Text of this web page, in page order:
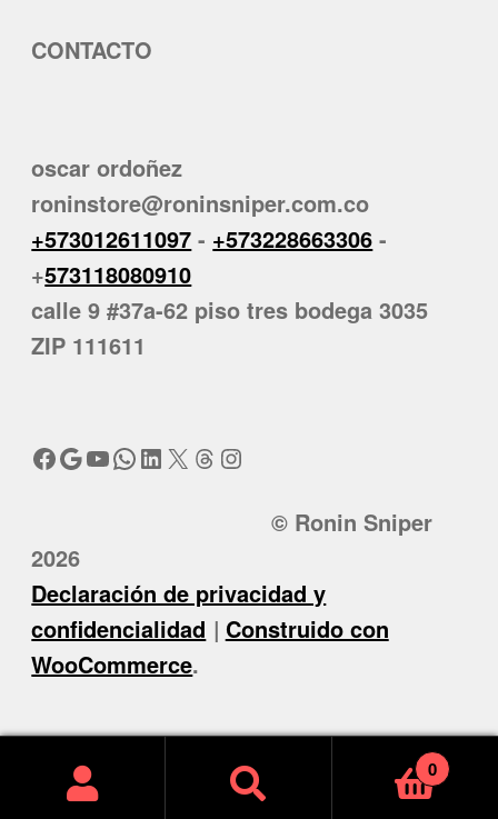
CONTACTO
oscar ordoñez
roninstore@roninsniper.com.co
+573012611097 - +573228663306 -
+573118080910
calle 9 #37a-62 piso tres bodega 3035
ZIP 111611
Facebook
Google
YouTube
WhatsApp
LinkedIn
X Threads
Instagram
© Ronin Sniper
2026
Declaración de privacidad y
confidencialidad
Construido con
WooCommerce.
0